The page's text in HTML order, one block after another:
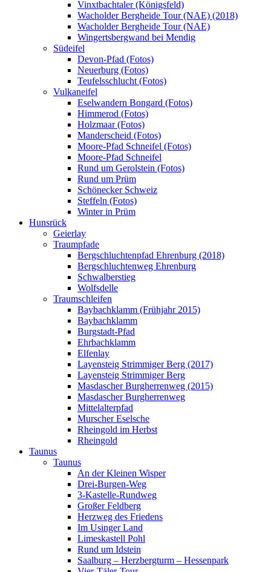
Vinxtbachtaler (Königsfeld)
Wacholder Bergheide Tour (NAE) (2018)
Wacholder Bergheide Tour (NAE)
Wingertsbergwand bei Mendig
Südeifel
Devon-Pfad (Fotos)
Neuerburg (Fotos)
Teufelsschlucht (Fotos)
Vulkaneifel
Eselwandern Bongard (Fotos)
Himmerod (Fotos)
Holzmaar (Fotos)
Manderscheid (Fotos)
Moore-Pfad Schneifel (Fotos)
Moore-Pfad Schneifel
Rund um Gerolstein (Fotos)
Rund um Prüm
Schönecker Schweiz
Steffeln (Fotos)
Winter in Prüm
Hunsrück
Geierlay
Traumpfade
Bergschluchtenpfad Ehrenburg (2018)
Bergschluchtenweg Ehrenburg
Schwalberstieg
Wolfsdelle
Traumschleifen
Baybachklamm (Frühjahr 2015)
Baybachklamm
Burgstadt-Pfad
Ehrbachklamm
Elfenlay
Layensteig Strimmiger Berg (2017)
Layensteig Strimmiger Berg
Masdascher Burgherrenweg (2015)
Masdascher Burgherrenweg
Mittelalterpfad
Murscher Eselsche
Rheingold im Herbst
Rheingold
Taunus
Taunus
An der Kleinen Wisper
Drei-Burgen-Weg
3-Kastelle-Rundweg
Großer Feldberg
Herzweg des Friedens
Im Usinger Land
Limeskastell Pohl
Rund um Idstein
Saalburg – Herzbergturm – Hessenpark